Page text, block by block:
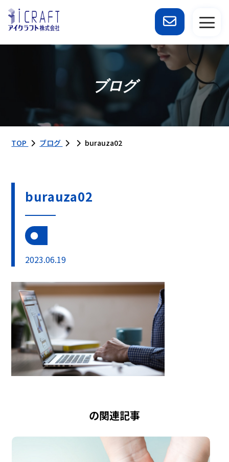
ブログ
TOP ブログ burauza02
burauza02
2023.06.19
の関連記事